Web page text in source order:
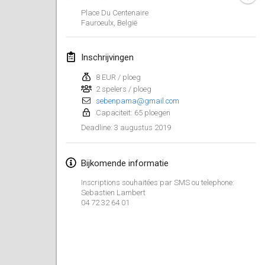
Place Du Centenaire
Fauroeulx, België
Inschrijvingen
8 EUR / ploeg
2 spelers / ploeg
sebenpama@gmail.com
Capaciteit: 65 ploegen
Deadline: 3 augustus 2019
Bijkomende informatie
Inscriptions souhaitées par SMS ou telephone:
Sebastien Lambert
04 72 32 64 01
Kotka Mölkky Open Indoor
2 feb. 2019|
Lumi Mölkky
9 feb. 2019|Finland
Tournoi de la St Valentin
9 feb. 2019 | Frankrijk
OTH
16 feb. 2019